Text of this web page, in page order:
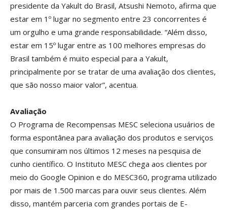
presidente da Yakult do Brasil, Atsushi Nemoto, afirma que
estar em 1º lugar no segmento entre 23 concorrentes é
um orgulho e uma grande responsabilidade. “Além disso,
estar em 15º lugar entre as 100 melhores empresas do
Brasil também é muito especial para a Yakult,
principalmente por se tratar de uma avaliação dos clientes,
que são nosso maior valor”, acentua.
Avaliação
O Programa de Recompensas MESC seleciona usuários de
forma espontânea para avaliação dos produtos e serviços
que consumiram nos últimos 12 meses na pesquisa de
cunho científico. O Instituto MESC chega aos clientes por
meio do Google Opinion e do MESC360, programa utilizado
por mais de 1.500 marcas para ouvir seus clientes. Além
disso, mantém parceria com grandes portais de E-